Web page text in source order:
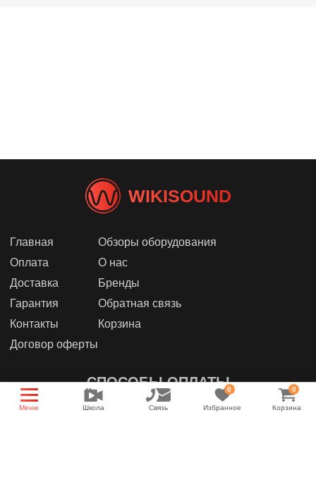
WIKISOUND
Главная
Оплата
Доставка
Гарантия
Контакты
Договор оферты
Обзоры оборудования
О нас
Бренды
Обратная связь
Корзина
СПОСОБЫ ОПЛАТЫ
Меню Школа Связь
0
Избранное
0
Корзина